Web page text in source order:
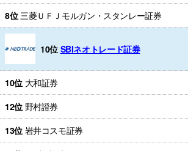
8位 三菱ＵＦＪモルガン・スタンレー証券
10位 SBIネオトレード証券
10位 大和証券
12位 野村證券
13位 岩井コスモ証券